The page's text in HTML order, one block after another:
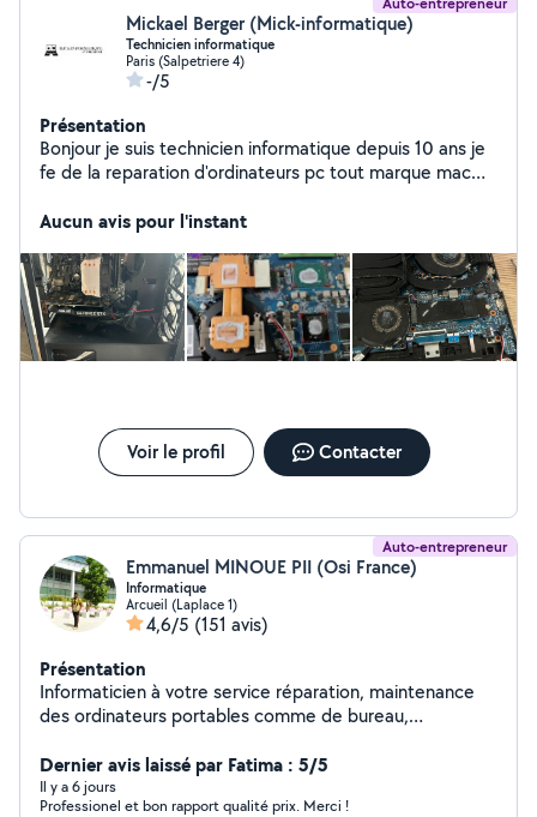
Mickael Berger (Mick-informatique)
Technicien informatique
Paris (Salpetriere 4)
-/5
Présentation
Bonjour je suis technicien informatique depuis 10 ans je
fe de la reparation d'ordinateurs pc tout marque mac
tour de bureau recuperation de donne installation
windows
Aucun avis pour l'instant
Voir le profil Contacter
Auto-entrepreneur
Emmanuel MINOUE PII (Osi France)
Informatique
Arcueil (Laplace 1)
4,6/5 (151 avis)
Présentation
Informaticien à votre service réparation, maintenance
des ordinateurs portables comme de bureau,
la vidéosurveillance et bien d'autres. Le conseil lors de
l'achat de votre matériel Informatique.
Dernier avis laissé par Fatima : 5/5
Il y a 6 jours
Professionel et bon rapport qualité prix. Merci !